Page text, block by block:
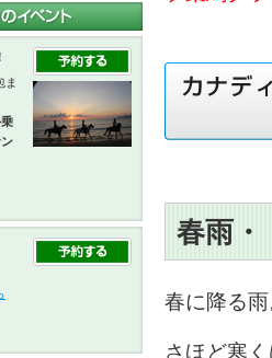
春雨・
春に降る
さほど寒
ま